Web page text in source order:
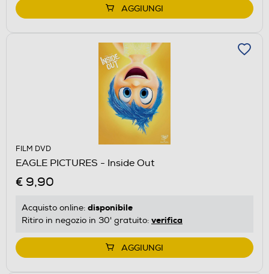
AGGIUNGI
FILM DVD
EAGLE PICTURES - Inside Out
€ 9,90
Acquisto online: disponibile
Ritiro in negozio in 30' gratuito: verifica
AGGIUNGI